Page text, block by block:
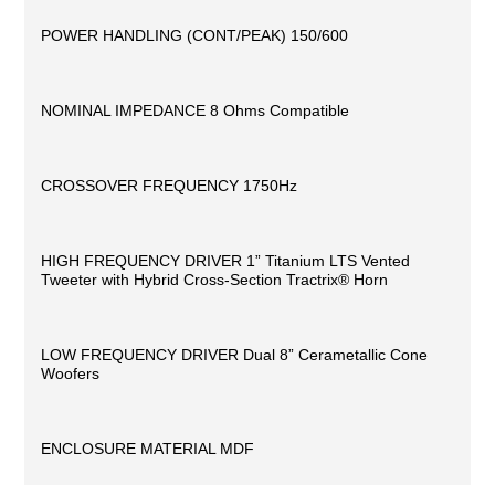
POWER HANDLING (CONT/PEAK) 150/600
NOMINAL IMPEDANCE 8 Ohms Compatible
CROSSOVER FREQUENCY 1750Hz
HIGH FREQUENCY DRIVER 1” Titanium LTS Vented
Tweeter with Hybrid Cross-Section Tractrix® Horn
LOW FREQUENCY DRIVER Dual 8” Cerametallic Cone
Woofers
ENCLOSURE MATERIAL MDF